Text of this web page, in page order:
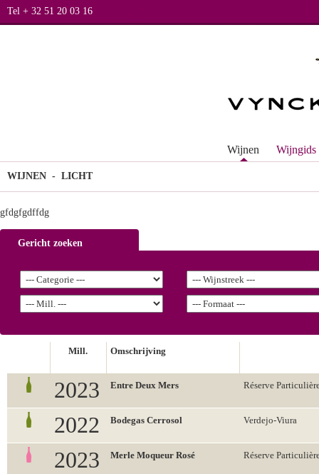
Tel + 32 51 20 03 16
Wijnen Wijngids
WIJNEN - LICHT
gfdgfgdffdg
Gericht zoeken
Mill. Omschrijving
2023 Entre Deux Mers Réserve
2022 Bodegas Cerrosol Verdejo-Viura
2023 Merle Moqueur Rosé Réserve